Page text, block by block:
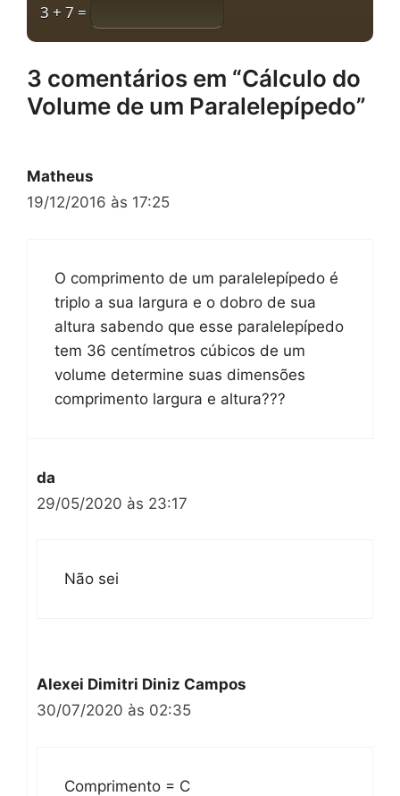
3 + 7 =
3 comentários em “Cálculo do
Volume de um Paralelepípedo”
Matheus
19/12/2016 às 17:25
O comprimento de um paralelepípedo é
triplo a sua largura e o dobro de sua
altura sabendo que esse paralelepípedo
tem 36 centímetros cúbicos de um
volume determine suas dimensões
comprimento largura e altura???
da
29/05/2020 às 23:17
Não sei
Alexei Dimitri Diniz Campos
30/07/2020 às 02:35
Comprimento = C